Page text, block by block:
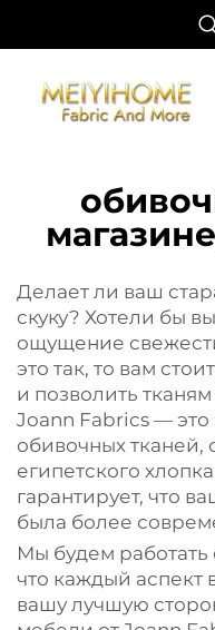
Делает ли ваш
скуку? Хотели бы
ощущение
это так, то вам
и позволить
Joann Fabrics —
обивочных тканей,
египетского
гарантирует, что
была более
Мы будем работать
что каждый аспект
вашу лучшую